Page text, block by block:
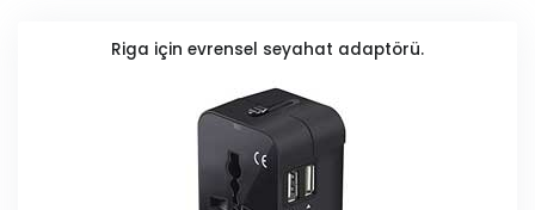
Riga için evrensel seyahat adaptörü.